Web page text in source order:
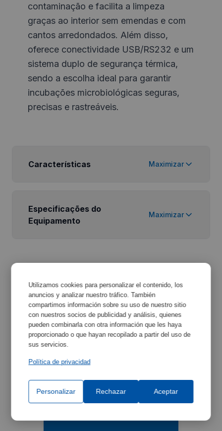
contaminação e facilita a limpeza
graças ao interior sem emendas e com
cantos arredondados. Além disso,
oferece conectividade USB/RS232 e um
sistema duplo de segurança térmica,
sendo a escolha ideal para garantir
incubações microbiológicas seguras,
precisas e rastreáveis.
Características Maximizar
Especificações do
Equipamento
Maximizar
Acessórios Relacionados
Descubra os acessórios que podem complementar
o seu equipamento e melhorar a sua funcionalidade.
Utilizamos cookies para personalizar el contenido, los
anuncios y analizar nuestro tráfico. También
compartimos información sobre su uso de nuestro sitio
con nuestros socios de publicidad y análisis, quienes
pueden combinarla con otra información que les haya
proporcionado o que hayan recopilado a partir del uso de
sus servicios.
Política de privacidad
Personalizar Rechazar Aceptar